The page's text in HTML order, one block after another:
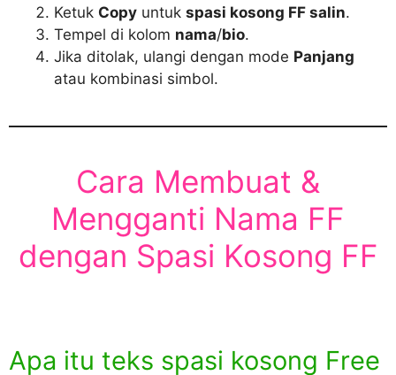
Ketuk Copy untuk spasi kosong FF salin.
Tempel di kolom nama/bio.
Jika ditolak, ulangi dengan mode Panjang
atau kombinasi simbol.
Cara Membuat &
Mengganti Nama FF
dengan Spasi Kosong FF
Apa itu teks spasi kosong Free